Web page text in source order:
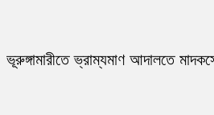
ভূরুঙ্গামারীতে ভ্রাম্যমাণ আদালতে